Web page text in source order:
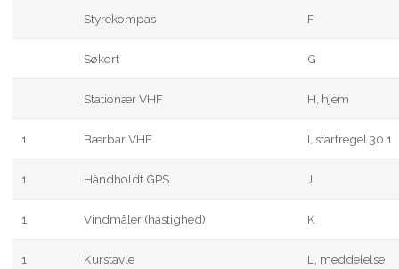
Styrekompas F
Søkort G
Stationær VHF H, hjem
1 Bærbar VHF I, startregel 30.1
1 Håndholdt GPS J
1 Vindmåler (hastighed) K
1 Kurstavle L, meddelelse